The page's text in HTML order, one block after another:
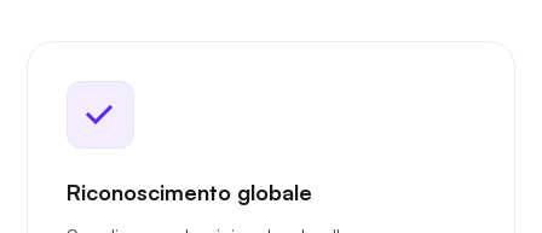
Riconoscimento globale